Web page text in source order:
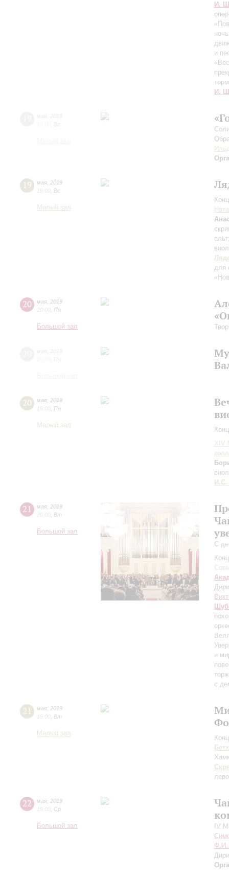
И.
и
И.
19 мая 2019
19:00 Вс
Малый зал
для
20 мая 2019
20:00 Пн
Большой зал
20 мая 2019
19:00 Пн
Малый зал
XIV
И.С.
21 мая 2019
20:00 Вт
Большой зал
С
и
с
21 мая 2019
19:00 Вт
Малый зал
22 мая 2019
19:00 Ср
Большой зал
IV
Ф.И.